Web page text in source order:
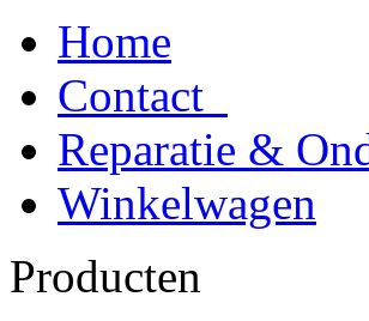
Home
Contact
Reparatie &
Winkelwagen
Producten